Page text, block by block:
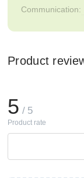
Communication:
Product
5 / 5
Product rate